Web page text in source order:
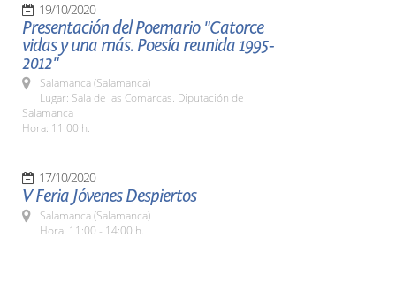
19/10/2020
Presentación del Poemario "Catorce
vidas y una más. Poesía reunida 1995-
2012"
Salamanca (Salamanca)
Lugar: Sala de las Comarcas. Diputación de
Salamanca
Hora: 11:00 h.
17/10/2020
V Feria Jóvenes Despiertos
Salamanca (Salamanca)
Hora: 11:00 - 14:00 h.